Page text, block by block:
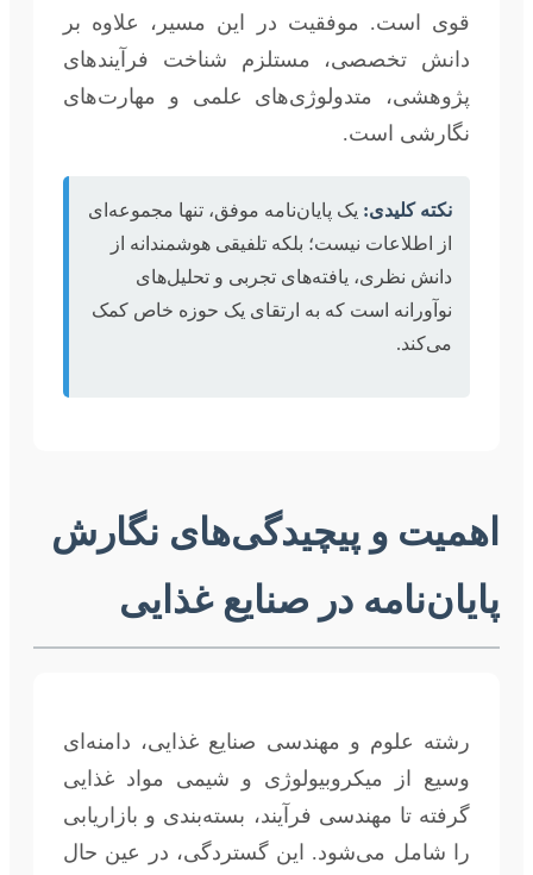
قوی است. موفقیت در این مسیر، علاوه بر
دانش تخصصی، مستلزم شناخت فرآیندهای
پژوهشی، متدولوژی‌های علمی و مهارت‌های
نگارشی است.
نکته کلیدی: یک پایان‌نامه موفق، تنها مجموعه‌ای
از اطلاعات نیست؛ بلکه تلفیقی هوشمندانه از
دانش نظری، یافته‌های تجربی و تحلیل‌های
نوآورانه است که به ارتقای یک حوزه خاص کمک
می‌کند.
اهمیت و پیچیدگی‌های نگارش
پایان‌نامه در صنایع غذایی
رشته علوم و مهندسی صنایع غذایی، دامنه‌ای
وسیع از میکروبیولوژی و شیمی مواد غذایی
گرفته تا مهندسی فرآیند، بسته‌بندی و بازاریابی
را شامل می‌شود. این گستردگی، در عین حال